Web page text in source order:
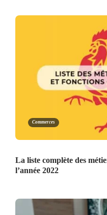
Commerces
La liste complète des
l’année 2022